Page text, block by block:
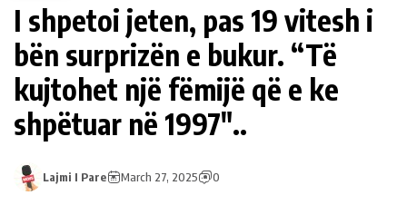
I shpetoi jeten, pas 19 vitesh i
bën surprizën e bukur. “Të
kujtohet një fëmijë që e ke
shpëtuar në 1997″..
Lajmi I Pare March 27, 2025 0